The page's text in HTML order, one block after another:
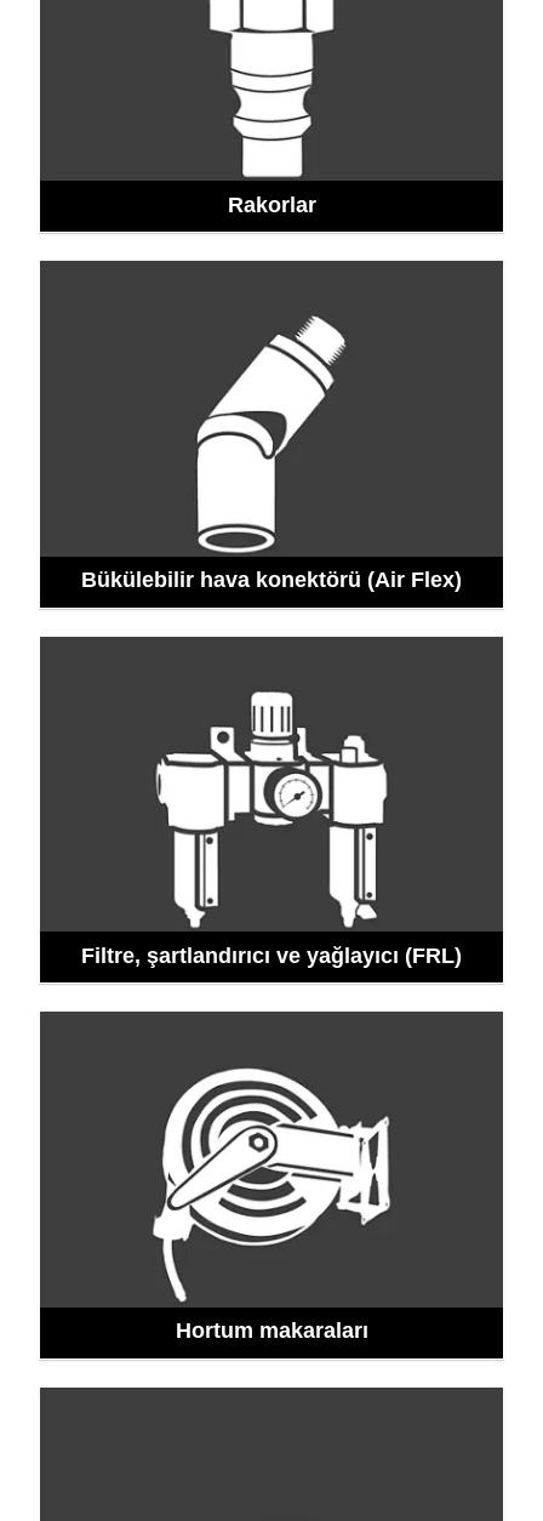
Rakorlar
Bükülebilir hava konektörü (Air Flex)
Filtre, şartlandırıcı ve yağlayıcı (FRL)
Hortum makaraları